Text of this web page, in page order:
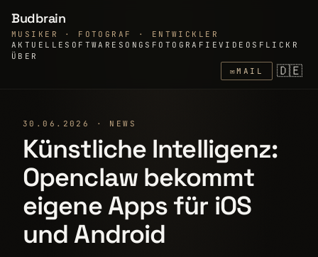
Budbrain
MUSIKER · FOTOGRAF · ENTWICKLER
AKTUELLE SOFTWARE SONGS FOTOGRAFIEVIDEOS FLICKR
ÜBER
✉MAIL 🇩🇪
30.06.2026 · NEWS
Künstliche Intelligenz:
Openclaw bekommt
eigene Apps für iOS
und Android